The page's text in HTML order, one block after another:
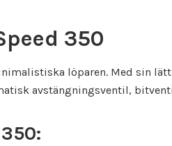
350
löparen. Med sin
avstängningsventil,